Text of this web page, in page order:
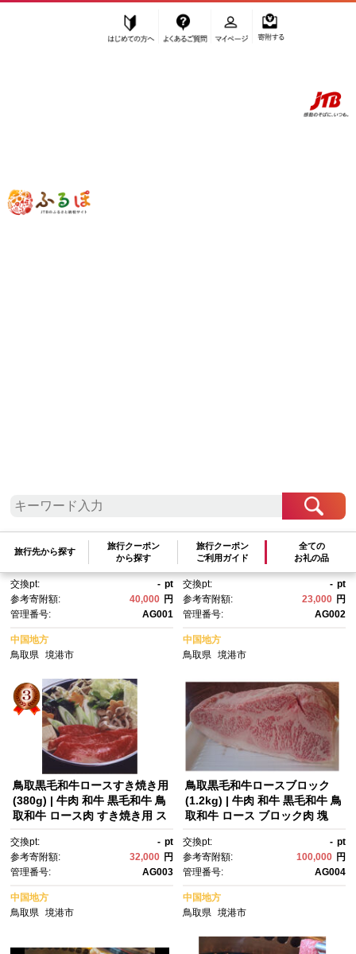
ふるぽ JTBのふるさと納税サイト
旅行先から探す
旅行クーポン
から探す
旅行クーポン
ご利用ガイド
全ての
お礼の品
”牛肉” 鳥取県
キ(計3枚) | 牛肉 和牛 黒毛和
牛 鳥取和牛 サーロイン ステー
キ ステーキ肉 高級部位 厚切
り 柔らかい ジューシー 脂の
り 旨味 贅沢 赤身 霜降り 焼肉
用 焼くだけ 簡単調理 主菜 ごち
そう ディナー 記念日 家庭用 冷
凍 保存 セット ギフト 贈り
物 お取り寄せ グルメ 人気 おす
すめ 国産 鳥取県 境港市
交換pt: - pt
参考寄附額:
40,000 円
管理番号:
AG001
中国地方
鳥取県
境港市
00g) | 牛肉 和牛 黒毛和牛 鳥取
和牛 もも肉 モモ肉 赤身 すき焼
き用 薄切り スライス ヘルシ
ー あっさり 旨味 鍋料理 すき焼
き 鍋 おかず 家庭用 食卓 煮
物 しゃぶしゃぶ 冷凍 保存 お取
り寄せ グルメ 人気 おすすめ 国
産 鳥取県 境港市
交換pt: - pt
参考寄附額:
23,000 円
管理番号:
AG002
中国地方
鳥取県 境港市
鳥取黒毛和牛ロースすき焼き用
(380g) | 牛肉 和牛 黒毛和牛 鳥
取和牛 ロース肉 すき焼き用 ス
い 脂のり 濃厚 旨味 鍋料理 す
き焼き 鍋 ごちそう 家庭用 食
卓 贅沢食材 冷凍 保存 お取り寄
せ グルメ 人気 おすすめ ギフ
ト 贈り物 国産 鳥取県 境港市
交換pt: - pt
参考寄附額:
32,000 円
管理番号:
AG003
中国地方
鳥取県
境港市
鳥取黒毛和牛ロースブロック
(1.2kg) | 牛肉 和牛 黒毛和牛 鳥
取和牛 ロース ブロック肉 塊
由 ローストビーフ ステーキ 焼
肉 バーベキュー BBQ 調理
用 業務用 大容量 たっぷり 食べ
応え 冷凍 保存 贅沢食材 家庭
用 お取り寄せ グルメ 人気 おす
すめ 国産 鳥取県 境港市
交換pt: - pt
参考寄附額:
100,000 円
管理番号:
AG004
中国地方
鳥取県 境港市